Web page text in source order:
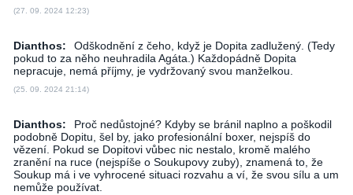
(27. 09. 2024 12:23)
Dianthos:
Odškodnění z čeho, když je Dopita zadlužený. (Tedy
pokud to za něho neuhradila Agáta.) Každopádně Dopita
nepracuje, nemá příjmy, je vydržovaný svou manželkou.
(25. 09. 2024 21:14)
Dianthos:
Proč nedůstojné? Kdyby se bránil naplno a poškodil
podobně Dopitu, šel by, jako profesionální boxer, nejspíš do
vězení. Pokud se Dopitovi vůbec nic nestalo, kromě malého
zranění na ruce (nejspíše o Soukupovy zuby), znamená to, že
Soukup má i ve vyhrocené situaci rozvahu a ví, že svou sílu a um
nemůže používat.